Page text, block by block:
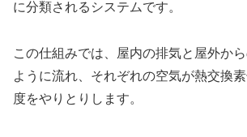
に分類されるシステムです。
この仕組みでは、屋内の排気と屋外か
ように流れ、それぞれの空気が熱交換
度をやりとりします。